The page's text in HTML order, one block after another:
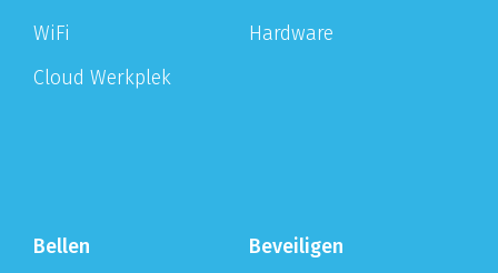
WiFi
Cloud Werkplek
Hardware
Bellen
Beveiligen